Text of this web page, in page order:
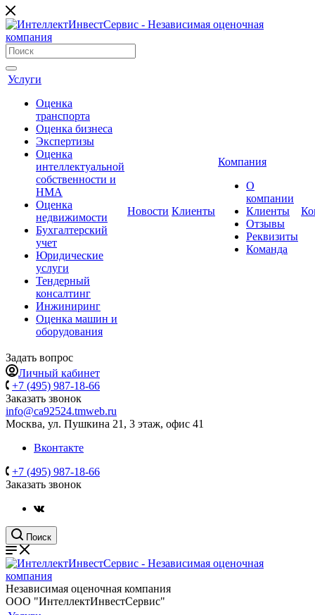
Услуги
Оценка
транcпорта
Оценка бизнеса
Экспертизы
Оценка
интеллектуальной
собственности и
НМА
Оценка
недвижимости
Бухгалтерский
учет
Юридические
услуги
Тендерный
консалтинг
Инжиниринг
Оценка машин и
оборудования
Новости Клиенты
Компания
О
компании
Клиенты
Отзывы
Реквизиты
Команда
Задать вопрос
Личный кабинет
+7 (495) 987-18-66
Заказать звонок
info@ca92524.tmweb.ru
Москва, ул. Пушкина 21, 3 этаж, офис 41
Вконтакте
+7 (495) 987-18-66
Заказать звонок
Поиск
Независимая оценочная компания
ООО "ИнтеллектИнвестСервис"